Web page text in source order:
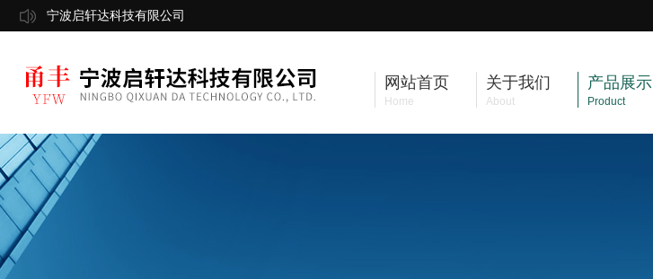
宁波启轩达科技有限公司
网站首页
Home
关于我们
About
产品展示
Product